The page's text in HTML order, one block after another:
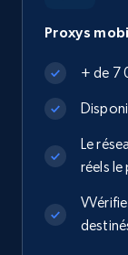
Proxys
+ de 7
Le
réels